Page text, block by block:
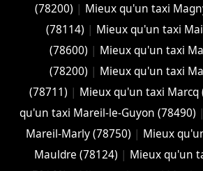
(78200) | Mieux qu'un taxi
(78114) | Mieux qu'un taxi
(78600) | Mieux qu'un taxi
(78200) | Mieux qu'un taxi
(78711) | Mieux qu'un taxi Marcq
qu'un taxi Mareil-le-Guyon (78490) |
Mareil-Marly (78750) | Mieux
Mauldre (78124) | Mieux qu'un